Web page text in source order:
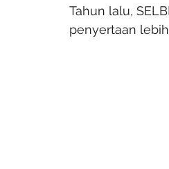
Tahun lalu,
penyertaan